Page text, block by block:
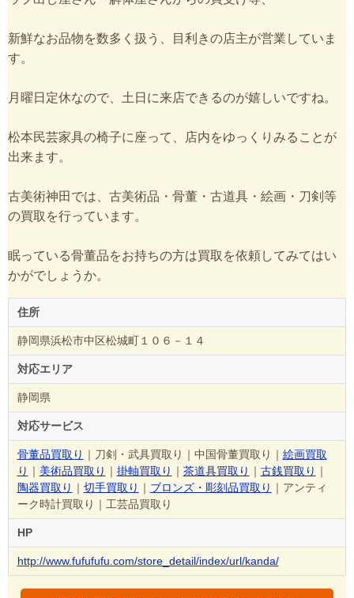
新鮮なお品物を数多く扱う、目利きの店主が営業していま
す。
月曜日定休なので、土日に来店できるのが嬉しいですね。
松本民芸家具の椅子に座って、店内をゆっくりみることが
出来ます。
古美術神田では、古美術品・骨董・古道具・絵画・刀剣等
の買取を行っています。
眠っている骨董品をお持ちの方は買取を依頼してみてはい
かがでしょうか。
住所
静岡県浜松市中区松城町１０６－１４
対応エリア
静岡県
対応サービス
骨董品買取り ｜刀剣・武具買取り｜中国骨董買取り｜ 絵画買取
り ｜ 美術品買取り ｜ 掛軸買取り ｜ 茶道具買取り ｜ 古銭買取り ｜
陶器買取り ｜ 切手買取り ｜ ブロンズ・彫刻品買取り ｜アンティ
ーク時計買取り｜工芸品買取り
HP
http://www.fufufufu.com/store_detail/index/url/kanda/